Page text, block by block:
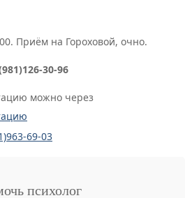
Приём на Гороховой, очно.
30-96
можно через
69-03
психолог